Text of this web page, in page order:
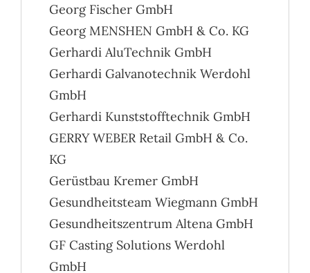
Georg Fischer GmbH
Georg MENSHEN GmbH & Co. KG
Gerhardi AluTechnik GmbH
Gerhardi Galvanotechnik Werdohl
GmbH
Gerhardi Kunststofftechnik GmbH
GERRY WEBER Retail GmbH & Co.
KG
Gerüstbau Kremer GmbH
Gesundheitsteam Wiegmann GmbH
Gesundheitszentrum Altena GmbH
GF Casting Solutions Werdohl
GmbH